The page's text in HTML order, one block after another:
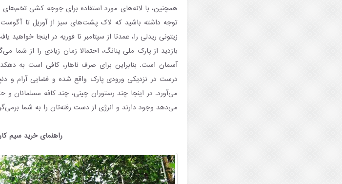
همچنین، با لانه‌های مورد استفاده برای جوجه کشی
توجه داشته باشید که لاک پشت‌های سبز از آوریل تا
زیتونی ریدلی را، عمدتا از سپتامبر تا فوریه در اینجا خواهید
بازدید از پارک ملی پنانگ، احتمالا زمان زیادی را از شما
درست در نزدیکی ورودی پارک واقع شده و فضایی آرام و
می‌آورد. در اینجا چند رستوران چینی، چند کافه مسلمانان
می‌دهد وجود دارند و انرژی از دست رفته‌تان را به شما
راهنمای خرید سیم